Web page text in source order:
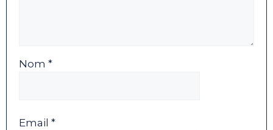
Nom *
Email *